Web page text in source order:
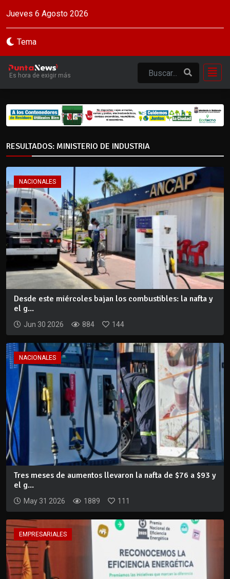
Jueves 6 Agosto 2026
Tema
Es hora de exigir más
RESULTADOS: MINISTERIO DE INDUSTRIA
NACIONALES
Desde este miércoles bajan los combustibles: la nafta y
el g...
Jun 30 2026 884 144
NACIONALES
Tres meses de aumentos llevaron la nafta de $76 a $93 y
el g...
May 31 2026 1889 111
EMPRESARIALES